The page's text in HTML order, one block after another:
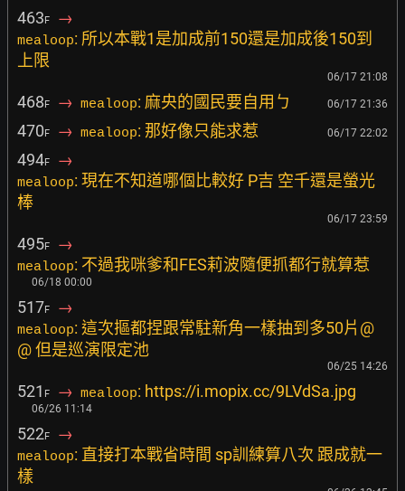
463F →
mealoop: 所以本戰1是加成前150還是加成後150到
上限
06/17 21:08
468F → mealoop: 麻央的國民要自用ㄅ 06/17 21:36
470F → mealoop: 那好像只能求惹 06/17 22:02
494F →
mealoop: 現在不知道哪個比較好 P吉 空千還是螢光
棒
06/17 23:59
495F →
mealoop: 不過我咪爹和FES莉波隨便抓都行就算惹
06/18 00:00
517F →
mealoop: 這次摳都捏跟常駐新角一樣抽到多50片@
@ 但是巡演限定池
06/25 14:26
521 F → mealoop: https://i.mopix.cc/9LVdSa.jpg
06/26 11:14
522F →
mealoop: 直接打本戰省時間 sp訓練算八次 跟成就一
樣